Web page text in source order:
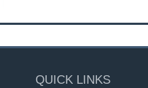
QUICK LINKS